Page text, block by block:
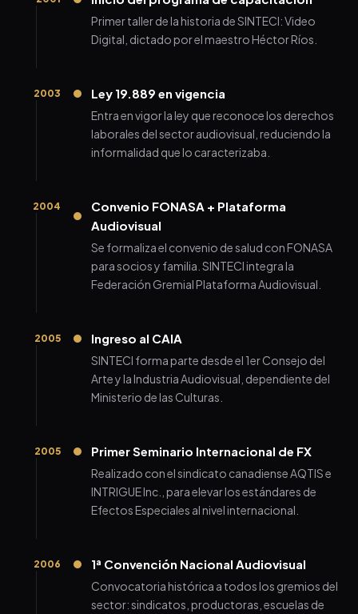
Primer taller de la historia de SINTECI: Video
Digital, dictado por el maestro Héctor Ríos.
2003 Ley 19.889 en vigencia
Entra en vigor la ley que reconoce los derechos
laborales del sector audiovisual, reduciendo la
informalidad que lo caracterizaba.
2004
Convenio FONASA + Plataforma
Audiovisual
Se formaliza el convenio de salud con FONASA
para socios y familia. SINTECI integra la
Federación Gremial Plataforma Audiovisual.
2005 Ingreso al CAIA
SINTECI forma parte desde el 1er Consejo del
Arte y la Industria Audiovisual, dependiente del
Ministerio de las Culturas.
2005 Primer Seminario Internacional de FX
Realizado con el sindicato canadiense AQTIS e
INTRIGUE Inc., para elevar los estándares de
Efectos Especiales al nivel internacional.
2006 1ª Convención Nacional Audiovisual
Convocatoria histórica a todos los gremios del
sector: sindicatos, productoras, escuelas de